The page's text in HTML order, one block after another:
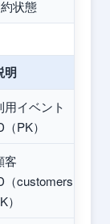
状態
明
用イベント
（PK）
客
（customers
）